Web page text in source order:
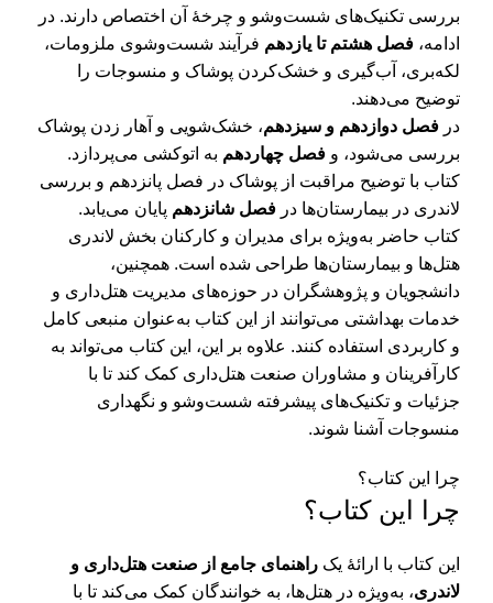
بررسی تکنیک‌های شست‌وشو و چرخۀ آن اختصاص دارند. در
ادامه، فصل هشتم تا یازدهم فرآیند شست‌وشوی ملزومات،
لکه‌بری، آب‌گیری و خشک‌کردن پوشاک و منسوجات را
توضیح می‌دهند.
در فصل دوازدهم و سیزدهم، خشک‌شویی و آهار زدن پوشاک
بررسی می‌شود، و فصل چهاردهم به اتوکشی می‌پردازد.
کتاب با توضیح مراقبت از پوشاک در فصل پانزدهم و بررسی
لاندری در بیمارستان‌ها در فصل شانزدهم پایان می‌یابد.
کتاب حاضر به‌ویژه برای مدیران و کارکنان بخش لاندری
هتل‌ها و بیمارستان‌ها طراحی شده است. همچنین،
دانشجویان و پژوهشگران در حوزه‌های مدیریت هتل‌داری و
خدمات بهداشتی می‌توانند از این کتاب به‌عنوان منبعی کامل
و کاربردی استفاده کنند. علاوه بر این، این کتاب می‌تواند به
کارآفرینان و مشاوران صنعت هتل‌داری کمک کند تا با
جزئیات و تکنیک‌های پیشرفته شست‌وشو و نگهداری
منسوجات آشنا شوند.
چرا این کتاب؟
چرا این کتاب؟
این کتاب با ارائۀ یک راهنمای جامع از صنعت هتل‌داری و
لاندری، به‌ویژه در هتل‌ها، به خوانندگان کمک می‌کند تا با